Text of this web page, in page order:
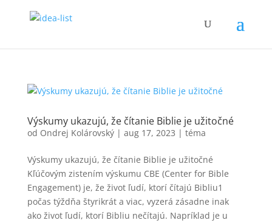
Výskumy ukazujú, že čítanie Biblie je užitočné
od Ondrej Kolárovský| aug 17, 2023 | téma
Výskumy ukazujú, že čítanie Biblie je užitočné
Kľúčovým zistením výskumu CBE (Center for Bible
Engagement) je, že život ľudí, ktorí čítajú Bibliu1
počas týždňa štyrikrát a viac, vyzerá zásadne inak
ako život ľudí, ktorí Bibliu nečítajú. Napríklad je u